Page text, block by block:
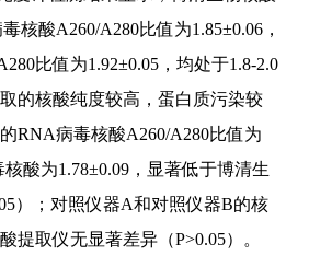
核酸A260/A280比值为1.85±0.06，
比值为1.92±0.05，均处于1.8-2.0
的核酸纯度较高，蛋白质污染较
RNA病毒核酸A260/A280比值为
酸为1.78±0.09，显著低于博清生
）；对照仪器A和对照仪器B的核
提取仪无显著差异（P>0.05）。